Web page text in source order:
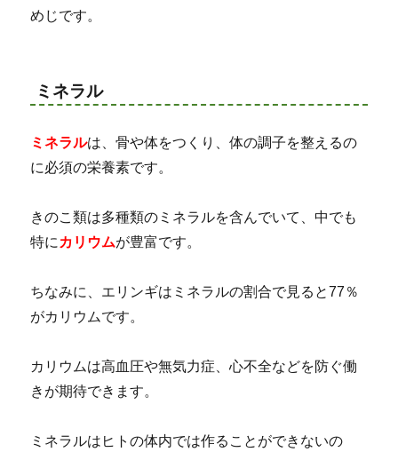
めじです。
ミネラル
ミネラルは、骨や体をつくり、体の調子を整えるの
に必須の栄養素です。
きのこ類は多種類のミネラルを含んでいて、中でも
特に カリウムが豊富です。
ちなみに、エリンギはミネラルの割合で見ると77％
がカリウムです。
カリウムは高血圧や無気力症、心不全などを防ぐ働
きが期待できます。
ミネラルはヒトの体内では作ることができないの